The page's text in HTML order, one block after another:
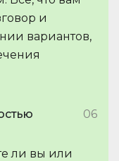
и
вариантов,
06
ли вы или